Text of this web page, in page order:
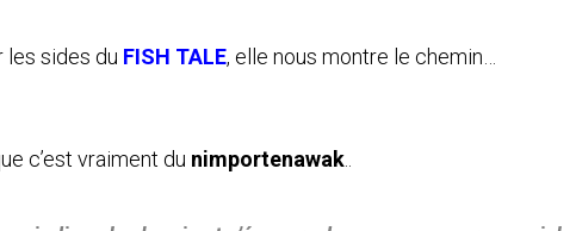
les sides du FISH TALE, elle nous montre le chemin…
c’est vraiment du nimportenawak